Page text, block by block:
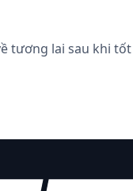
tương lai sau khi tốt